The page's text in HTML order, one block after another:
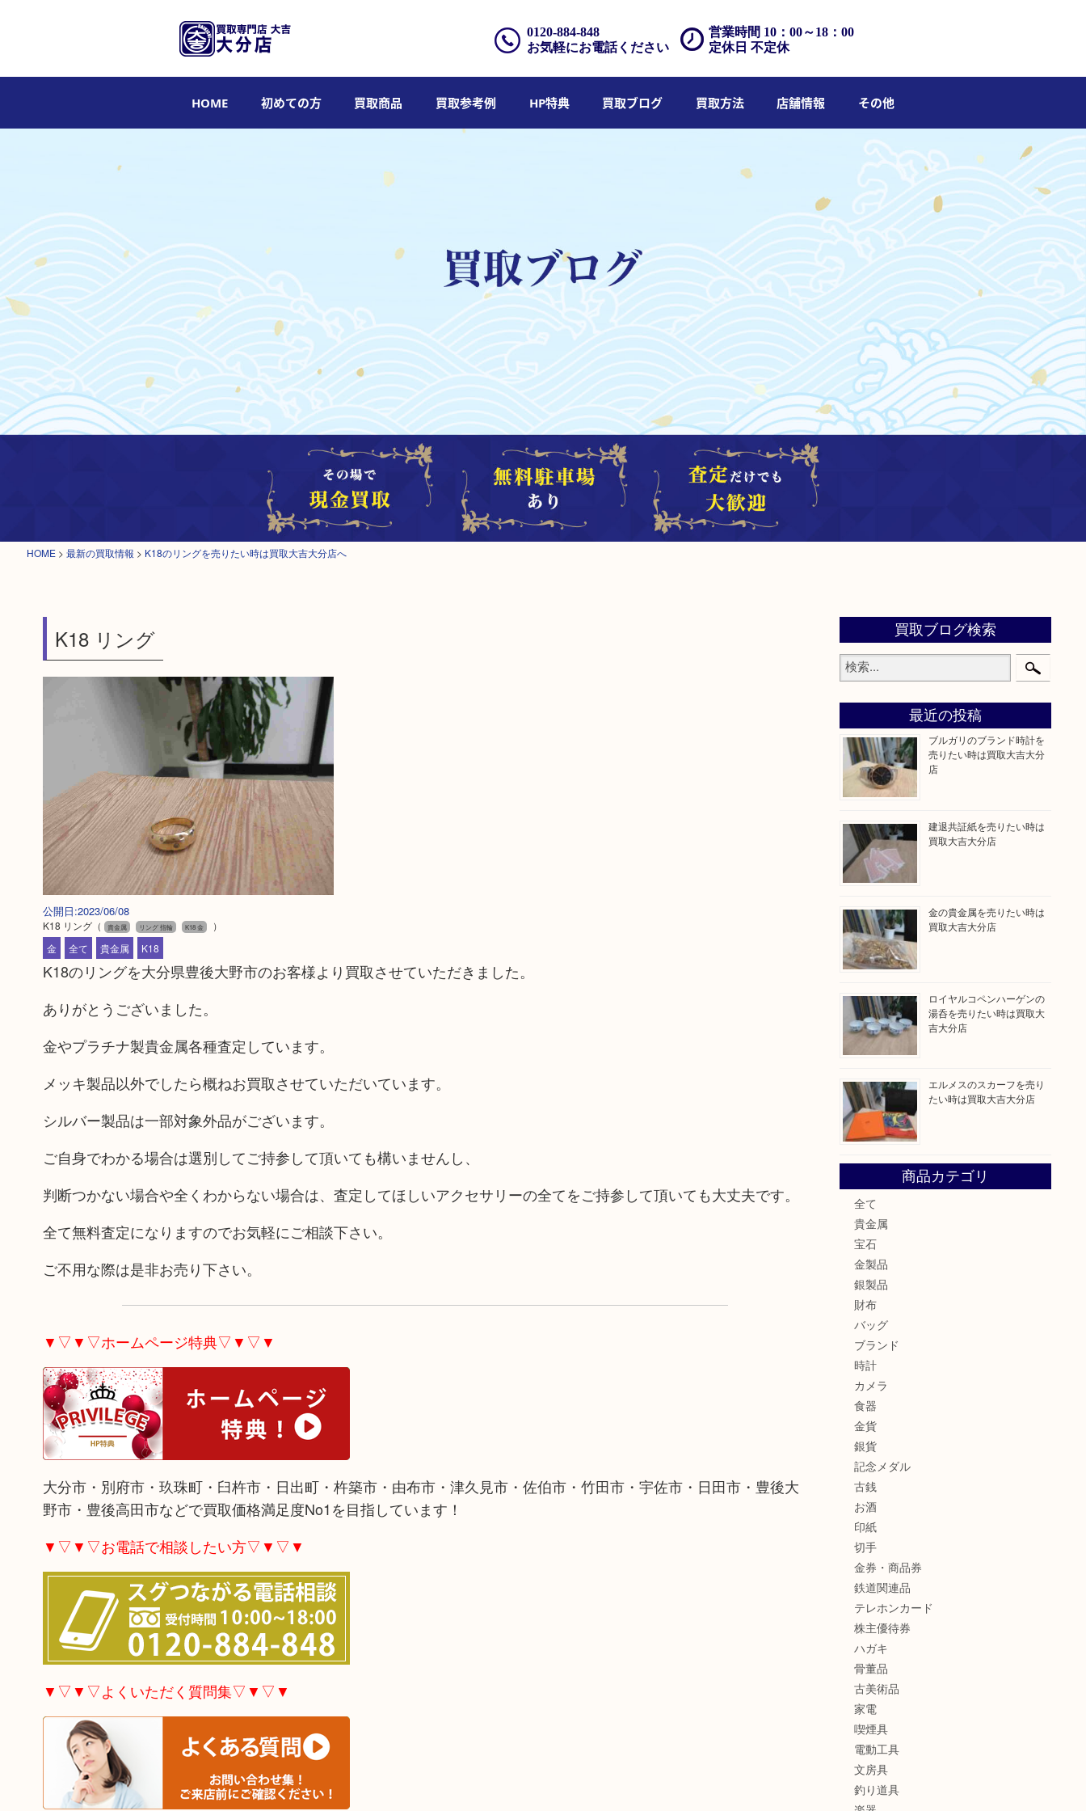
営業時間 10：00～18：00
定休日 不定休
0120-884-848
お気軽にお電話ください
HOME 初めての方 買取商品 買取参考例 HP特典 買取ブログ 買取方法 店舗情報 その他
HOME > 最新の買取情報 > K18のリングを売りたい時は買取大吉大分店へ
K18 リング
公開日:2023/06/08
K18 リング（ 貴金属 リング 指輪 K18 金
）
金
全て 貴金属 K18
K18のリングを大分県豊後大野市のお客様より買取させていただきました。
ありがとうございました。
金やプラチナ製貴金属各種査定しています。
メッキ製品以外でしたら概ねお買取させていただいています。
シルバー製品は一部対象外品がございます。
ご自身でわかる場合は選別してご持参して頂いても構いませんし、
判断つかない場合や全くわからない場合は、査定してほしいアクセサリーの全てをご持参して頂いても大丈夫です。
全て無料査定になりますのでお気軽にご相談下さい。
ご不用な際は是非お売り下さい。
▼▽▼▽ホームページ特典▽▼▽▼
大分市・別府市・玖珠町・臼杵市・日出町・杵築市・由布市・津久見市・佐伯市・竹田市・宇佐市・日田市・豊後大
野市・豊後高田市などで買取価格満足度No1を目指しています！
▼▽▼▽お電話で相談したい方▽▼▽▼
▼▽▼▽よくいただく質問集▽▼▽▼
買取ブログ検索
最近の投稿
ブルガリのブランド時計を
売りたい時は買取大吉大分
店
建退共証紙を売りたい時は
買取大吉大分店
金の貴金属を売りたい時は
買取大吉大分店
ロイヤルコペンハーゲンの
湯呑を売りたい時は買取大
吉大分店
エルメスのスカーフを売り
たい時は買取大吉大分店
商品カテゴリ
全て
貴金属
宝石
金製品
銀製品
財布
バッグ
ブランド
時計
カメラ
食器
金貨
銀貨
記念メダル
古銭
お酒
印紙
切手
金券・商品券
鉄道関連品
テレホンカード
株主優待券
ハガキ
骨董品
古美術品
家電
喫煙具
電動工具
文房具
釣り道具